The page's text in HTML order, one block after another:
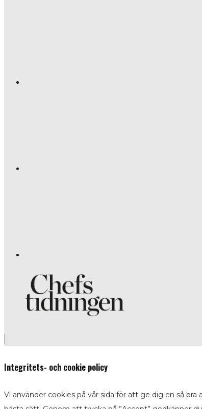
Integritets- och cookie policy
Vi använder cookies på vår sida för att ge dig en så